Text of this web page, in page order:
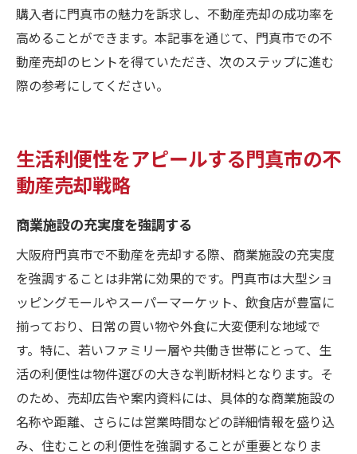
購入者に門真市の魅力を訴求し、不動産売却の成功率を
高めることができます。本記事を通じて、門真市での不
動産売却のヒントを得ていただき、次のステップに進む
際の参考にしてください。
生活利便性をアピールする門真市の不
動産売却戦略
商業施設の充実度を強調する
大阪府門真市で不動産を売却する際、商業施設の充実度
を強調することは非常に効果的です。門真市は大型ショ
ッピングモールやスーパーマーケット、飲食店が豊富に
揃っており、日常の買い物や外食に大変便利な地域で
す。特に、若いファミリー層や共働き世帯にとって、生
活の利便性は物件選びの大きな判断材料となります。そ
のため、売却広告や案内資料には、具体的な商業施設の
名称や距離、さらには営業時間などの詳細情報を盛り込
み、住むことの利便性を強調することが重要となりま